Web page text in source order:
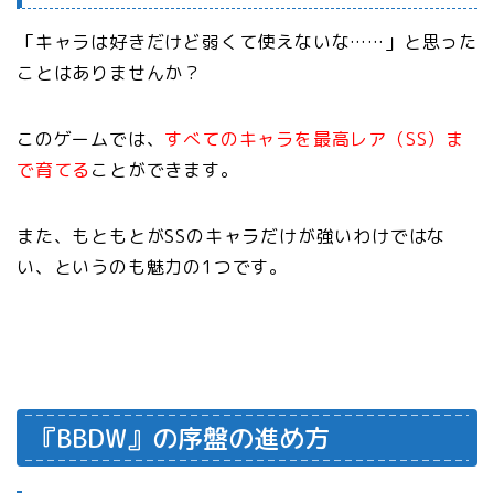
「キャラは好きだけど弱くて使えないな……」と思った
ことはありませんか？
このゲームでは、 すべてのキャラを最高レア（SS）ま
で育てることができます。
また、もともとがSSのキャラだけが強いわけではな
い、というのも魅力の1つです。
『BBDW』の序盤の進め方